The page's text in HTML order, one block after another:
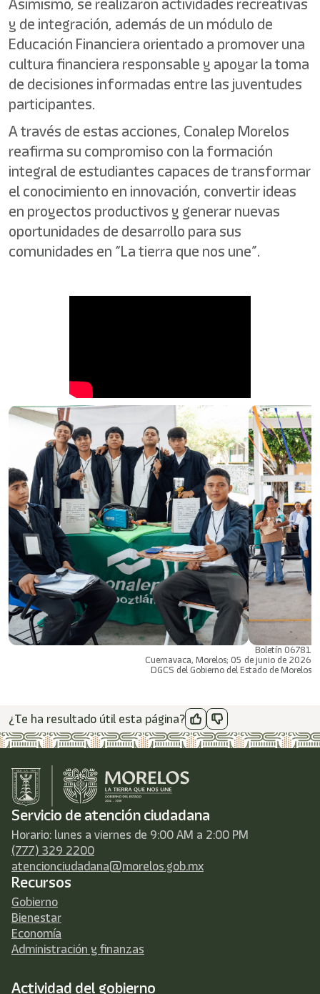
y de integración, además de un módulo de
Educación Financiera orientado a promover una
cultura financiera responsable y apoyar la toma
de decisiones informadas entre las juventudes
participantes.
A través de estas acciones, Conalep Morelos
reafirma su compromiso con la formación
integral de estudiantes capaces de transformar
el conocimiento en innovación, convertir ideas
en proyectos productivos y generar nuevas
oportunidades de desarrollo para sus
comunidades en “La tierra que nos une”.
Boletín 06781
Cuernavaca, Morelos; 05 de junio de 2026
DGCS del Gobierno del Estado de Morelos
¿Te ha resultado útil esta página?
Servicio de atención ciudadana
Horario: lunes a viernes de 9:00 AM a 2:00 PM
(777) 329 2200
atencionciudadana@morelos.gob.mx
Recursos
Gobierno
Bienestar
Economía
Administración y finanzas
Actividad del gobierno